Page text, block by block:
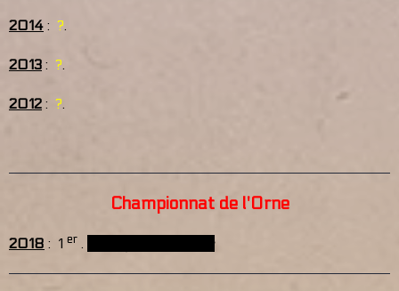
2014 : ?.
2013 : ?.
2012 : ?.
Championnat de l'Orne
2018 : 1 er .